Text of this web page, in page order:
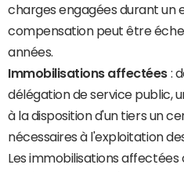
charges engagées durant un
compensation peut être
années.
Immobilisations affectées :
délégation de service public,
à la disposition d'un tiers un
nécessaires à l'exploitation
Les immobilisations